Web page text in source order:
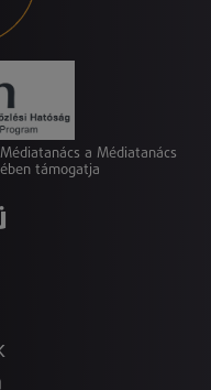
a Médiatanács
támogatja